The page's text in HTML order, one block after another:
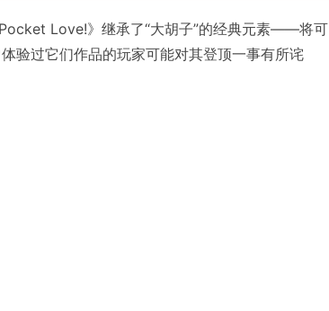
Love!》继承了“大胡子”的经典元素——将可
验过它们作品的玩家可能对其登顶一事有所诧